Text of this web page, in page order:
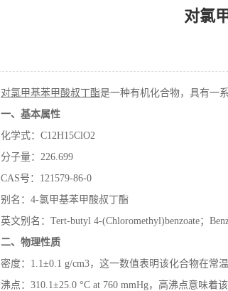
对氯
对氯甲基苯甲酸叔丁酯是一种有机化合物，具有一
一、基本属性
化学式： C12H15ClO2
分子量： 226.699
CAS号： 121579-86-0
别名： 4-氯甲基苯甲酸叔丁酯
英文别名： Tert-butyl 4-(Chloromethyl)benzoate；
二、物理性质
密度： 1.1±0.1 g/cm3，这一数值表明该化合物在常
沸点： 310.1±25.0 °C at 760 mmHg，高沸点意味着